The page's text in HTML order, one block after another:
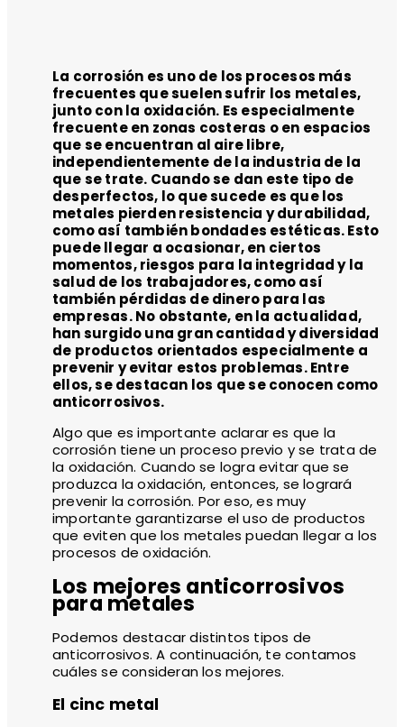
La corrosión es uno de los procesos más
frecuentes que suelen sufrir los metales,
junto con la oxidación. Es especialmente
frecuente en zonas costeras o en espacios
que se encuentran al aire libre,
independientemente de la industria de la
que se trate. Cuando se dan este tipo de
desperfectos, lo que sucede es que los
metales pierden resistencia y durabilidad,
como así también bondades estéticas. Esto
puede llegar a ocasionar, en ciertos
momentos, riesgos para la integridad y la
salud de los trabajadores, como así
también pérdidas de dinero para las
empresas. No obstante, en la actualidad,
han surgido una gran cantidad y diversidad
de productos orientados especialmente a
prevenir y evitar estos problemas. Entre
ellos, se destacan los que se conocen como
anticorrosivos.
Algo que es importante aclarar es que la
corrosión tiene un proceso previo y se trata de
la oxidación. Cuando se logra evitar que se
produzca la oxidación, entonces, se logrará
prevenir la corrosión. Por eso, es muy
importante garantizarse el uso de productos
que eviten que los metales puedan llegar a los
procesos de oxidación.
Los mejores anticorrosivos
para metales
Podemos destacar distintos tipos de
anticorrosivos. A continuación, te contamos
cuáles se consideran los mejores.
El cinc metal